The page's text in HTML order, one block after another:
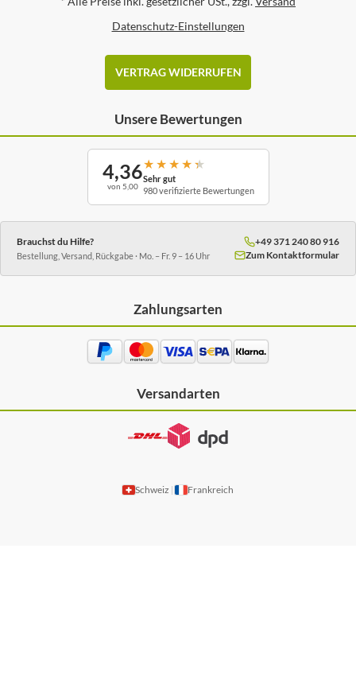
Datenschutz-Einstellungen
VERTRAG WIDERRUFEN
Unsere Bewertungen
4,36
von 5,00
★ ★ ★ ★ ★
Sehr gut
980 verifizierte Bewertungen
Brauchst du Hilfe?
Bestellung, Versand, Rückgabe · Mo. – Fr. 9 – 16 Uhr
+49 371 240 80 916
Zum Kontaktformular
Zahlungsarten
Versandarten
Schweiz Frankreich